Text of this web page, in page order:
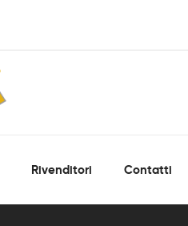
Rivenditori Contatti